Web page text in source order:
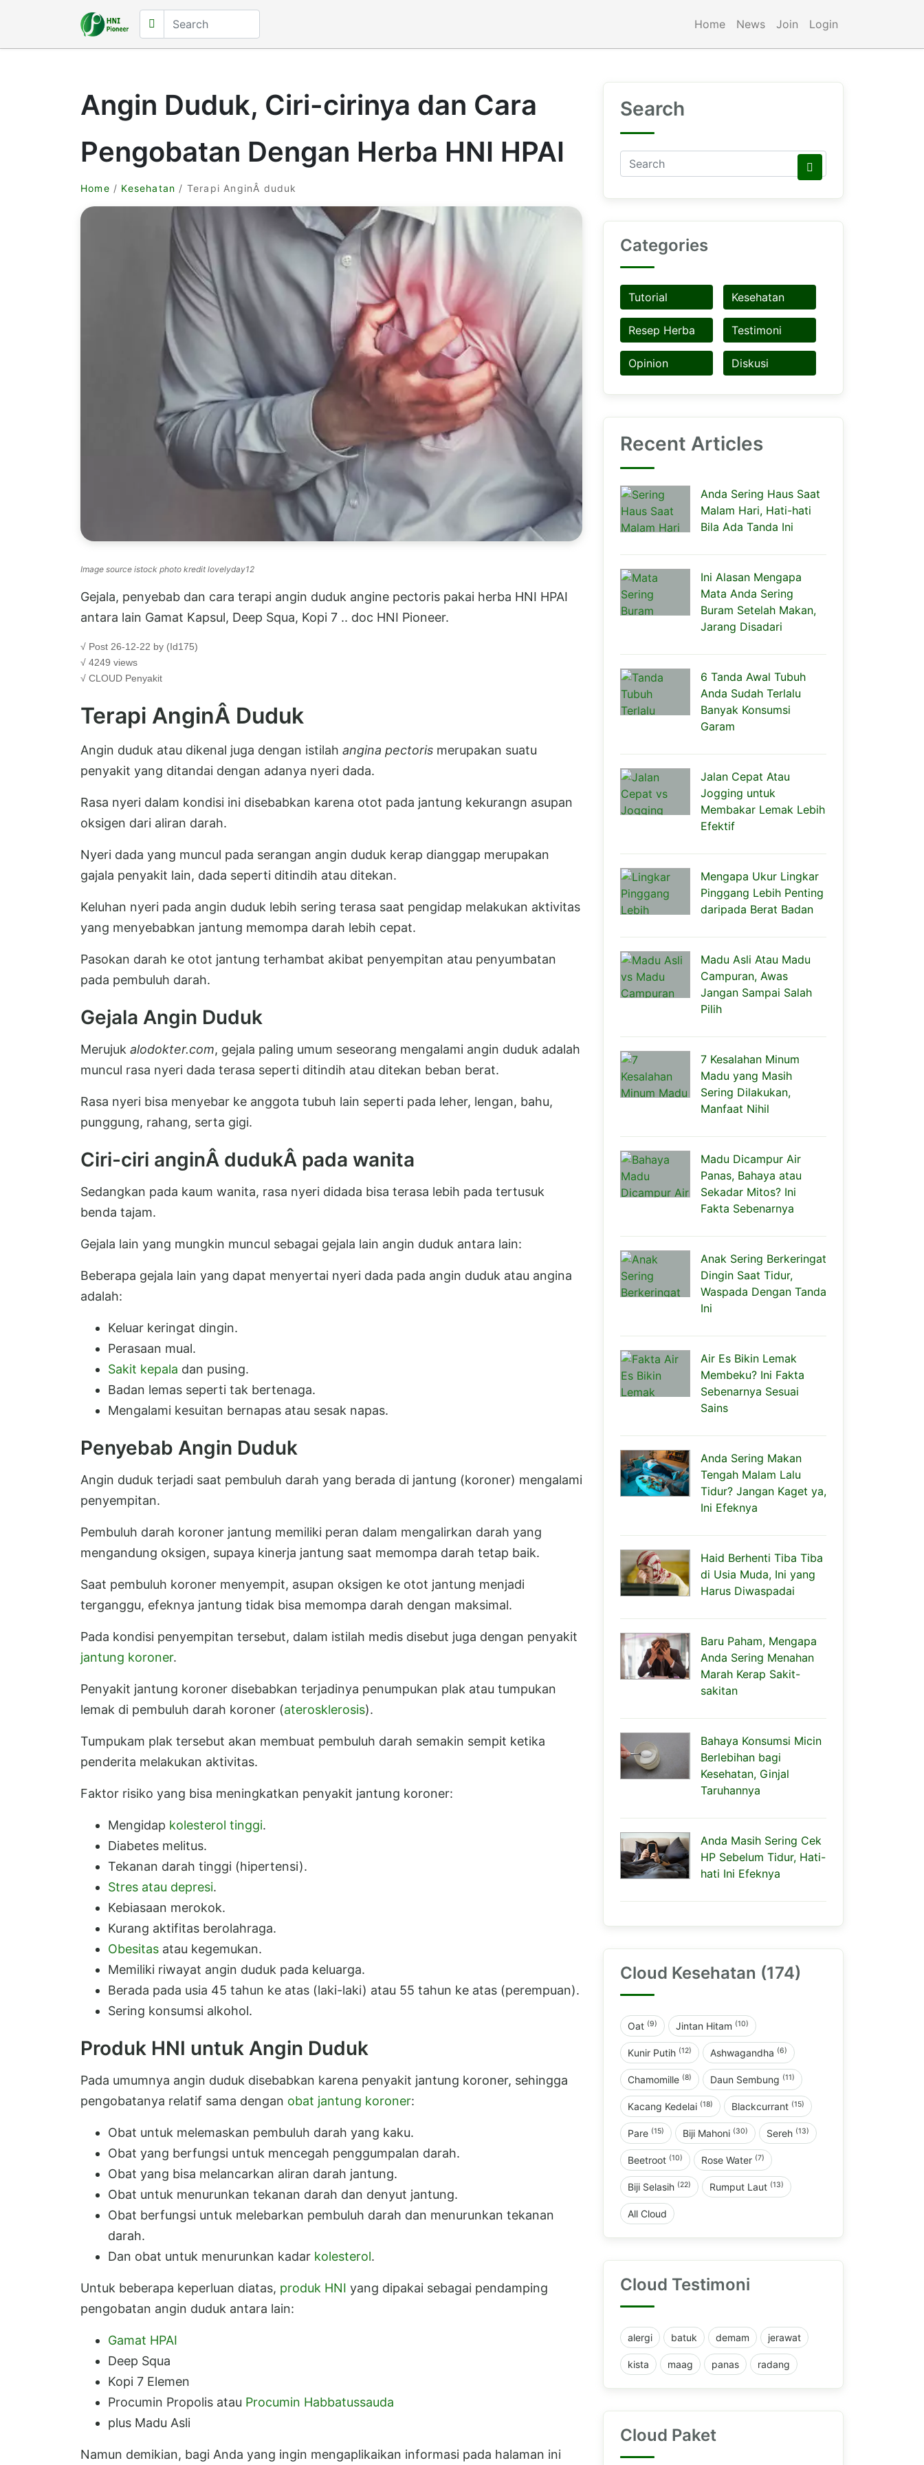
Home News Join Login
Angin Duduk, Ciri-cirinya dan Cara
Pengobatan Dengan Herba HNI HPAI
Home / Kesehatan / Terapi AnginÂ duduk
Image source istock photo kredit lovelyday12
Gejala, penyebab dan cara terapi angin duduk angine pectoris pakai herba HNI HPAI
antara lain Gamat Kapsul, Deep Squa, Kopi 7 .. doc HNI Pioneer.
√ Post 26-12-22 by (Id175)
√ 4249 views
√ CLOUD Penyakit
Terapi AnginÂ Duduk
Angin duduk atau dikenal juga dengan istilah angina pectoris merupakan suatu
penyakit yang ditandai dengan adanya nyeri dada.
Rasa nyeri dalam kondisi ini disebabkan karena otot pada jantung kekurangn asupan
oksigen dari aliran darah.
Nyeri dada yang muncul pada serangan angin duduk kerap dianggap merupakan
gajala penyakit lain, dada seperti ditindih atau ditekan.
Keluhan nyeri pada angin duduk lebih sering terasa saat pengidap melakukan aktivitas
yang menyebabkan jantung memompa darah lebih cepat.
Pasokan darah ke otot jantung terhambat akibat penyempitan atau penyumbatan
pada pembuluh darah.
Gejala Angin Duduk
Merujuk alodokter.com, gejala paling umum seseorang mengalami angin duduk adalah
muncul rasa nyeri dada terasa seperti ditindih atau ditekan beban berat.
Rasa nyeri bisa menyebar ke anggota tubuh lain seperti pada leher, lengan, bahu,
punggung, rahang, serta gigi.
Ciri-ciri anginÂ dudukÂ pada wanita
Sedangkan pada kaum wanita, rasa nyeri didada bisa terasa lebih pada tertusuk
benda tajam.
Gejala lain yang mungkin muncul sebagai gejala lain angin duduk antara lain:
Beberapa gejala lain yang dapat menyertai nyeri dada pada angin duduk atau angina
adalah:
Keluar keringat dingin.
Perasaan mual.
Sakit kepala dan pusing.
Badan lemas seperti tak bertenaga.
Mengalami kesuitan bernapas atau sesak napas.
Penyebab Angin Duduk
Angin duduk terjadi saat pembuluh darah yang berada di jantung (koroner) mengalami
penyempitan.
Pembuluh darah koroner jantung memiliki peran dalam mengalirkan darah yang
mengandung oksigen, supaya kinerja jantung saat memompa darah tetap baik.
Saat pembuluh koroner menyempit, asupan oksigen ke otot jantung menjadi
terganggu, efeknya jantung tidak bisa memompa darah dengan maksimal.
Pada kondisi penyempitan tersebut, dalam istilah medis disebut juga dengan penyakit
jantung koroner.
Penyakit jantung koroner disebabkan terjadinya penumpukan plak atau tumpukan
lemak di pembuluh darah koroner (aterosklerosis).
Tumpukam plak tersebut akan membuat pembuluh darah semakin sempit ketika
penderita melakukan aktivitas.
Faktor risiko yang bisa meningkatkan penyakit jantung koroner:
Mengidap kolesterol tinggi.
Diabetes melitus.
Tekanan darah tinggi (hipertensi).
Stres atau depresi.
Kebiasaan merokok.
Kurang aktifitas berolahraga.
Obesitas atau kegemukan.
Memiliki riwayat angin duduk pada keluarga.
Berada pada usia 45 tahun ke atas (laki-laki) atau 55 tahun ke atas (perempuan).
Sering konsumsi alkohol.
Produk HNI untuk Angin Duduk
Pada umumnya angin duduk disebabkan karena penyakit jantung koroner, sehingga
pengobatanya relatif sama dengan obat jantung koroner:
Obat untuk melemaskan pembuluh darah yang kaku.
Obat yang berfungsi untuk mencegah penggumpalan darah.
Obat yang bisa melancarkan aliran darah jantung.
Obat untuk menurunkan tekanan darah dan denyut jantung.
Obat berfungsi untuk melebarkan pembuluh darah dan menurunkan tekanan
darah.
Dan obat untuk menurunkan kadar kolesterol.
Untuk beberapa keperluan diatas, produk HNI yang dipakai sebagai pendamping
pengobatan angin duduk antara lain:
Gamat HPAI
Deep Squa
Kopi 7 Elemen
Procumin Propolis atau Procumin Habbatussauda
plus Madu Asli
Namun demikian, bagi Anda yang ingin mengaplikaikan informasi pada halaman ini
Search
Categories
Tutorial Kesehatan
Resep Herba Testimoni
Opinion Diskusi
Recent Articles
Anda Sering Haus Saat
Malam Hari, Hati-hati
Bila Ada Tanda Ini
Ini Alasan Mengapa
Mata Anda Sering
Buram Setelah Makan,
Jarang Disadari
6 Tanda Awal Tubuh
Anda Sudah Terlalu
Banyak Konsumsi
Garam
Jalan Cepat Atau
Jogging untuk
Membakar Lemak Lebih
Efektif
Mengapa Ukur Lingkar
Pinggang Lebih Penting
daripada Berat Badan
Madu Asli Atau Madu
Campuran, Awas
Jangan Sampai Salah
Pilih
7 Kesalahan Minum
Madu yang Masih
Sering Dilakukan,
Manfaat Nihil
Madu Dicampur Air
Panas, Bahaya atau
Sekadar Mitos? Ini
Fakta Sebenarnya
Anak Sering Berkeringat
Dingin Saat Tidur,
Waspada Dengan Tanda
Ini
Air Es Bikin Lemak
Membeku? Ini Fakta
Sebenarnya Sesuai
Sains
Anda Sering Makan
Tengah Malam Lalu
Tidur? Jangan Kaget ya,
Ini Efeknya
Haid Berhenti Tiba Tiba
di Usia Muda, Ini yang
Harus Diwaspadai
Baru Paham, Mengapa
Anda Sering Menahan
Marah Kerap Sakit-
sakitan
Bahaya Konsumsi Micin
Berlebihan bagi
Kesehatan, Ginjal
Taruhannya
Anda Masih Sering Cek
HP Sebelum Tidur, Hati-
hati Ini Efeknya
Cloud Kesehatan (174)
Oat (9) Jintan Hitam (10)
Kunir Putih (12) Ashwagandha (6)
Chamomille (8) Daun Sembung (11)
Kacang Kedelai (18) Blackcurrant (15)
Pare (15) Biji Mahoni (30) Sereh (13)
Beetroot (10) Rose Water (7)
Biji Selasih (22) Rumput Laut (13)
All Cloud
Cloud Testimoni
alergi batuk demam jerawat
kista maag panas radang
Cloud Paket